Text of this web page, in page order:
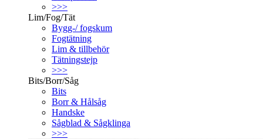
>>>
Lim/Fog/Tät
Bygg-/ fogskum
Fogtätning
Lim & tillbehör
Tätningstejp
>>>
Bits/Borr/Såg
Bits
Borr & Hålsåg
Handske
Sågblad & Sågklinga
>>>